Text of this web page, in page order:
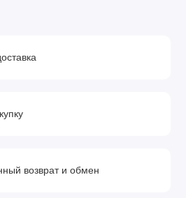
возврат и обмен